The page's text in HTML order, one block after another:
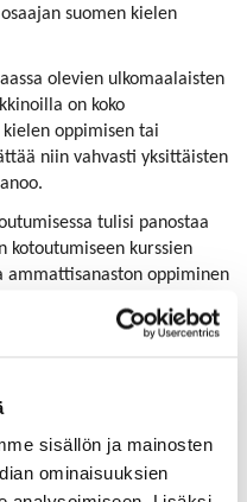
sisällön ja mainosten
ominaisuuksien
suomen kielen
olevien ulkomaalaisten
on koko
oppimisen tai
niin vahvasti yksittäisten
tulisi panostaa
kotoutumiseen kurssien
ammattisanaston oppiminen
käyttää suomen kielen
englannin kielellä
kielen oppimisen
asettautumisessa, selviää